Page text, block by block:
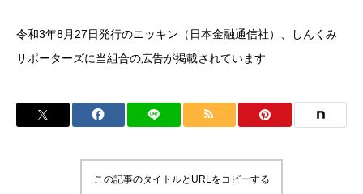
令和3年8月27日発行のニッキン（日本金融通信社）、しんくみ
サポーターズに当組合の広告が掲載されています
この記事のタイトルとURLをコピーする